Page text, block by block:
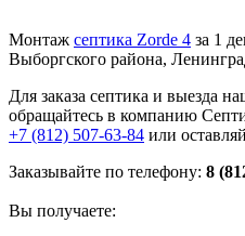
Монтаж септика Zorde 4 за 1
Выборгского района,
Для заказа септика и выезда
обращайтесь в компанию
+7 (812) 507-63-84 или
Заказывайте по телефону: 8
Вы получаете: